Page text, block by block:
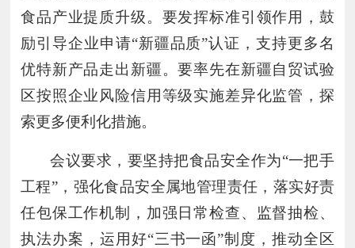
食品产业提质升级。要发挥标准引领作用，鼓
励引导企业申请“新疆品质”认证，支持更多名
优特新产品走出新疆。要率先在新疆自贸试验
区按照企业风险信用等级实施差异化监管，探
索更多便利化措施。
会议要求，要坚持把食品安全作为“一把手
工程”，强化食品安全属地管理责任，落实好责
任包保工作机制，加强日常检查、监督抽检、
执法办案，运用好“三书一函”制度，推动全区